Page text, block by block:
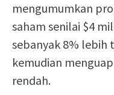
mengumumkan
saham senilai $4
sebanyak 8% lebih
kemudian
rendah.